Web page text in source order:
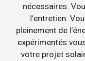
nécessaires.
l’entretien.
pleinement de
expérimentés
votre projet